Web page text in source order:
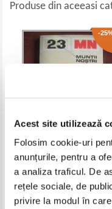
Acest site utilizează
Folosim cookie-uri
anunțurile, pentru a
a analiza traficul. De
rețele sociale, de
privire la modul în
Produse din aceeasi
-
Dan Balteanu, Nicolae
Bacaintan - Postavaru
Muntii Nostri)
Pret:10,00Lei 7,50 Lei
Adaugă în coș